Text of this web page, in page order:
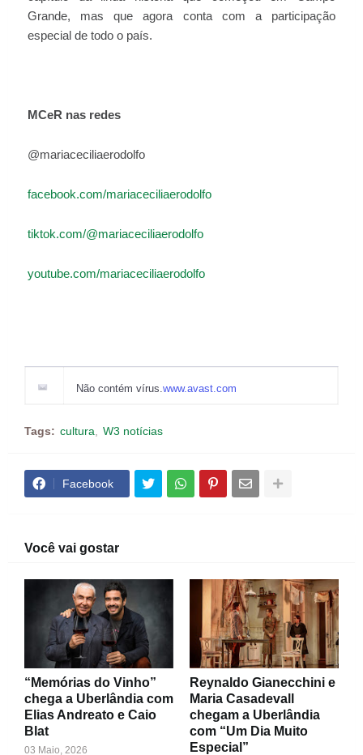
Grande, mas que agora conta com a participação
especial de todo o país.
MCeR nas redes
@mariaceciliaerodolfo
facebook.com/mariaceciliaerodolfo
tiktok.com/@mariaceciliaerodolfo
youtube.com/mariaceciliaerodolfo
Não contém vírus.www.avast.com
Tags: cultura W3 notícias
Facebook
Você vai gostar
“Memórias do Vinho”
chega a Uberlândia com
Elias Andreato e Caio
Blat
03 Maio, 2026
Reynaldo Gianecchini e
Maria Casadevall
chegam a Uberlândia
com “Um Dia Muito
Especial”